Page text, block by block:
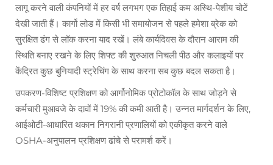
लागू करने वाली कंपनियों में हर वर्ष लगभग एक तिहाई कम अस्थि-पेशीय चोटें
देखी जाती हैं। कार्गो लोड में किसी भी समायोजन से पहले हमेशा ब्रेक को
सुरक्षित ढंग से लॉक करना याद रखें। लंबे कार्यदिवस के दौरान आराम की
स्थिति बनाए रखने के लिए शिफ्ट की शुरुआत निचली पीठ और कलाइयों पर
केंद्रित कुछ बुनियादी स्ट्रेचिंग के साथ करना सब कुछ बदल सकता है।
उपकरण-विशिष्ट प्रशिक्षण को आर्गोनोमिक प्रोटोकॉल के साथ जोड़ने से
कर्मचारी मुआवजे के दावों में 19% की कमी आती है। उन्नत मार्गदर्शन के लिए,
आईओटी-आधारित थकान निगरानी प्रणालियों को एकीकृत करने वाले
OSHA-अनुपालन प्रशिक्षण ढांचे से परामर्श करें।